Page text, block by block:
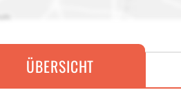
ÜBERSICHT